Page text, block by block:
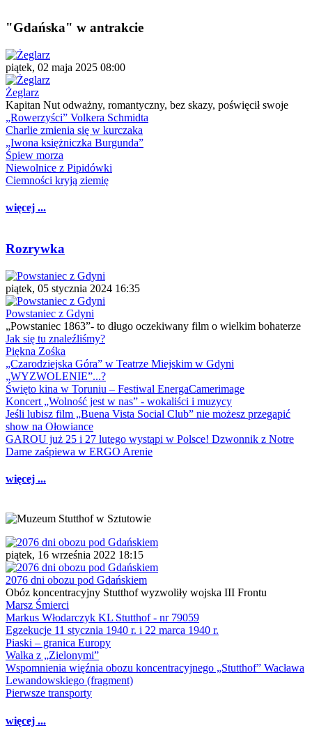
"Gdańska" w antrakcie
piątek, 02 maja 2025 08:00
Żeglarz
Kapitan Nut odważny, romantyczny, bez skazy, poświęcił swoje
„Rowerzyści” Volkera Schmidta
Charlie zmienia się w kurczaka
„Iwona księżniczka Burgunda”
Śpiew morza
Niewolnice z Pipidówki
Ciemności kryją ziemię
więcej ...
Rozrywka
piątek, 05 stycznia 2024 16:35
Powstaniec z Gdyni
„Powstaniec 1863”- to długo oczekiwany film o wielkim bohaterze
Jak się tu znaleźliśmy?
Piękna Zośka
„Czarodziejska Góra” w Teatrze Miejskim w Gdyni
„WYZWOLENIE”...?
Święto kina w Toruniu – Festiwal EnergaCamerimage
Koncert „Wolność jest w nas” - wokaliści i muzycy
Jeśli lubisz film „Buena Vista Social Club” nie możesz przegapić
show na Ołowiance
GAROU już 25 i 27 lutego wystąpi w Polsce! Dzwonnik z Notre
Dame zaśpiewa w ERGO Arenie
więcej ...
piątek, 16 września 2022 18:15
2076 dni obozu pod Gdańskiem
Obóz koncentracyjny Stutthof wyzwoliły wojska III Frontu
Marsz Śmierci
Markus Włodarczyk KL Stutthof - nr 79059
Egzekucje 11 stycznia 1940 r. i 22 marca 1940 r.
Piaski – granica Europy
Walka z „Zielonymi”
Wspomnienia więźnia obozu koncentracyjnego „Stutthof” Wacława
Lewandowskiego (fragment)
Pierwsze transporty
więcej ...